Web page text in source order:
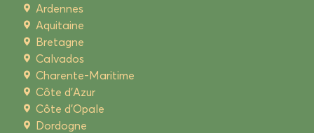
Ardennes
Aquitaine
Bretagne
Calvados
Charente-Maritime
Côte d'Azur
Côte d'Opale
Dordogne